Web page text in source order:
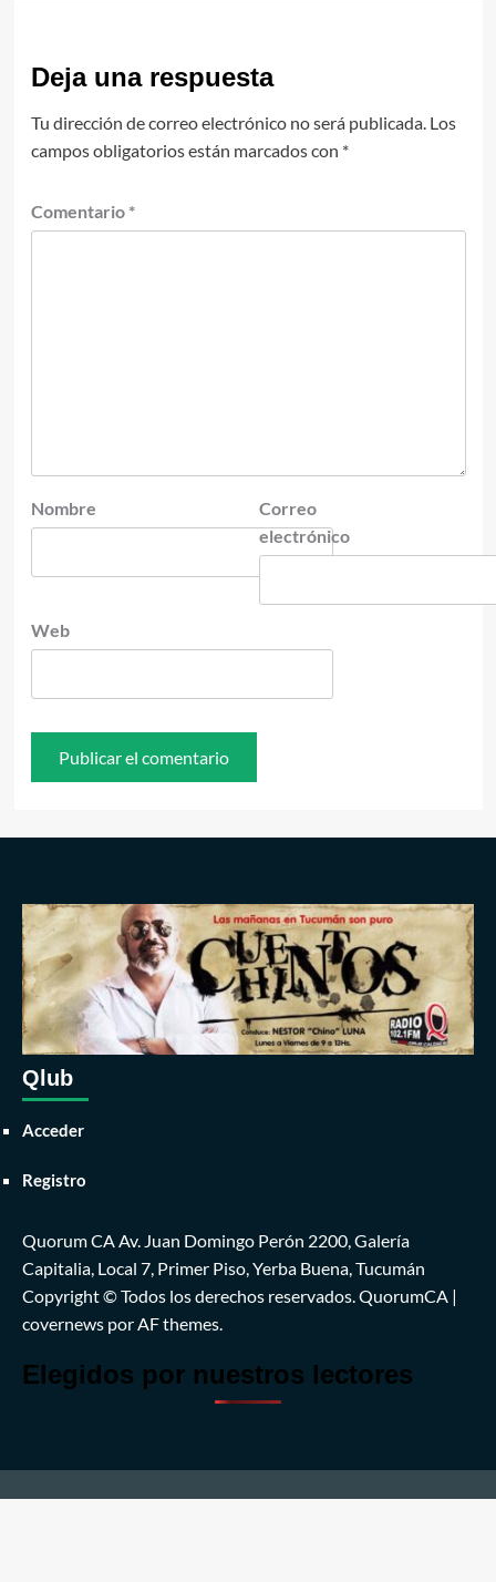
Deja una respuesta
Tu dirección de correo electrónico no será publicada. Los
campos obligatorios están marcados con *
Comentario *
Nombre
Correo
electrónico
Web
Qlub
Acceder
Registro
Quorum CA Av. Juan Domingo Perón 2200, Galería
Capitalia, Local 7, Primer Piso, Yerba Buena, Tucumán
Copyright © Todos los derechos reservados. QuorumCA |
covernews por AF themes.
Elegidos por nuestros lectores